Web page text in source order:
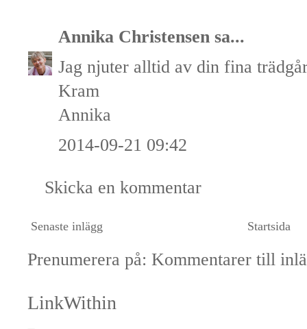
Annika Christensen sa...
Jag njuter alltid av din fina
Kram
Annika
2014-09-21 09:42
Skicka en kommentar
Senaste inlägg Startsida
Prenumerera på: Kommentarer till
LinkWithin